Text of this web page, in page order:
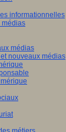
informationnelles
médias
médias
et nouveaux médias